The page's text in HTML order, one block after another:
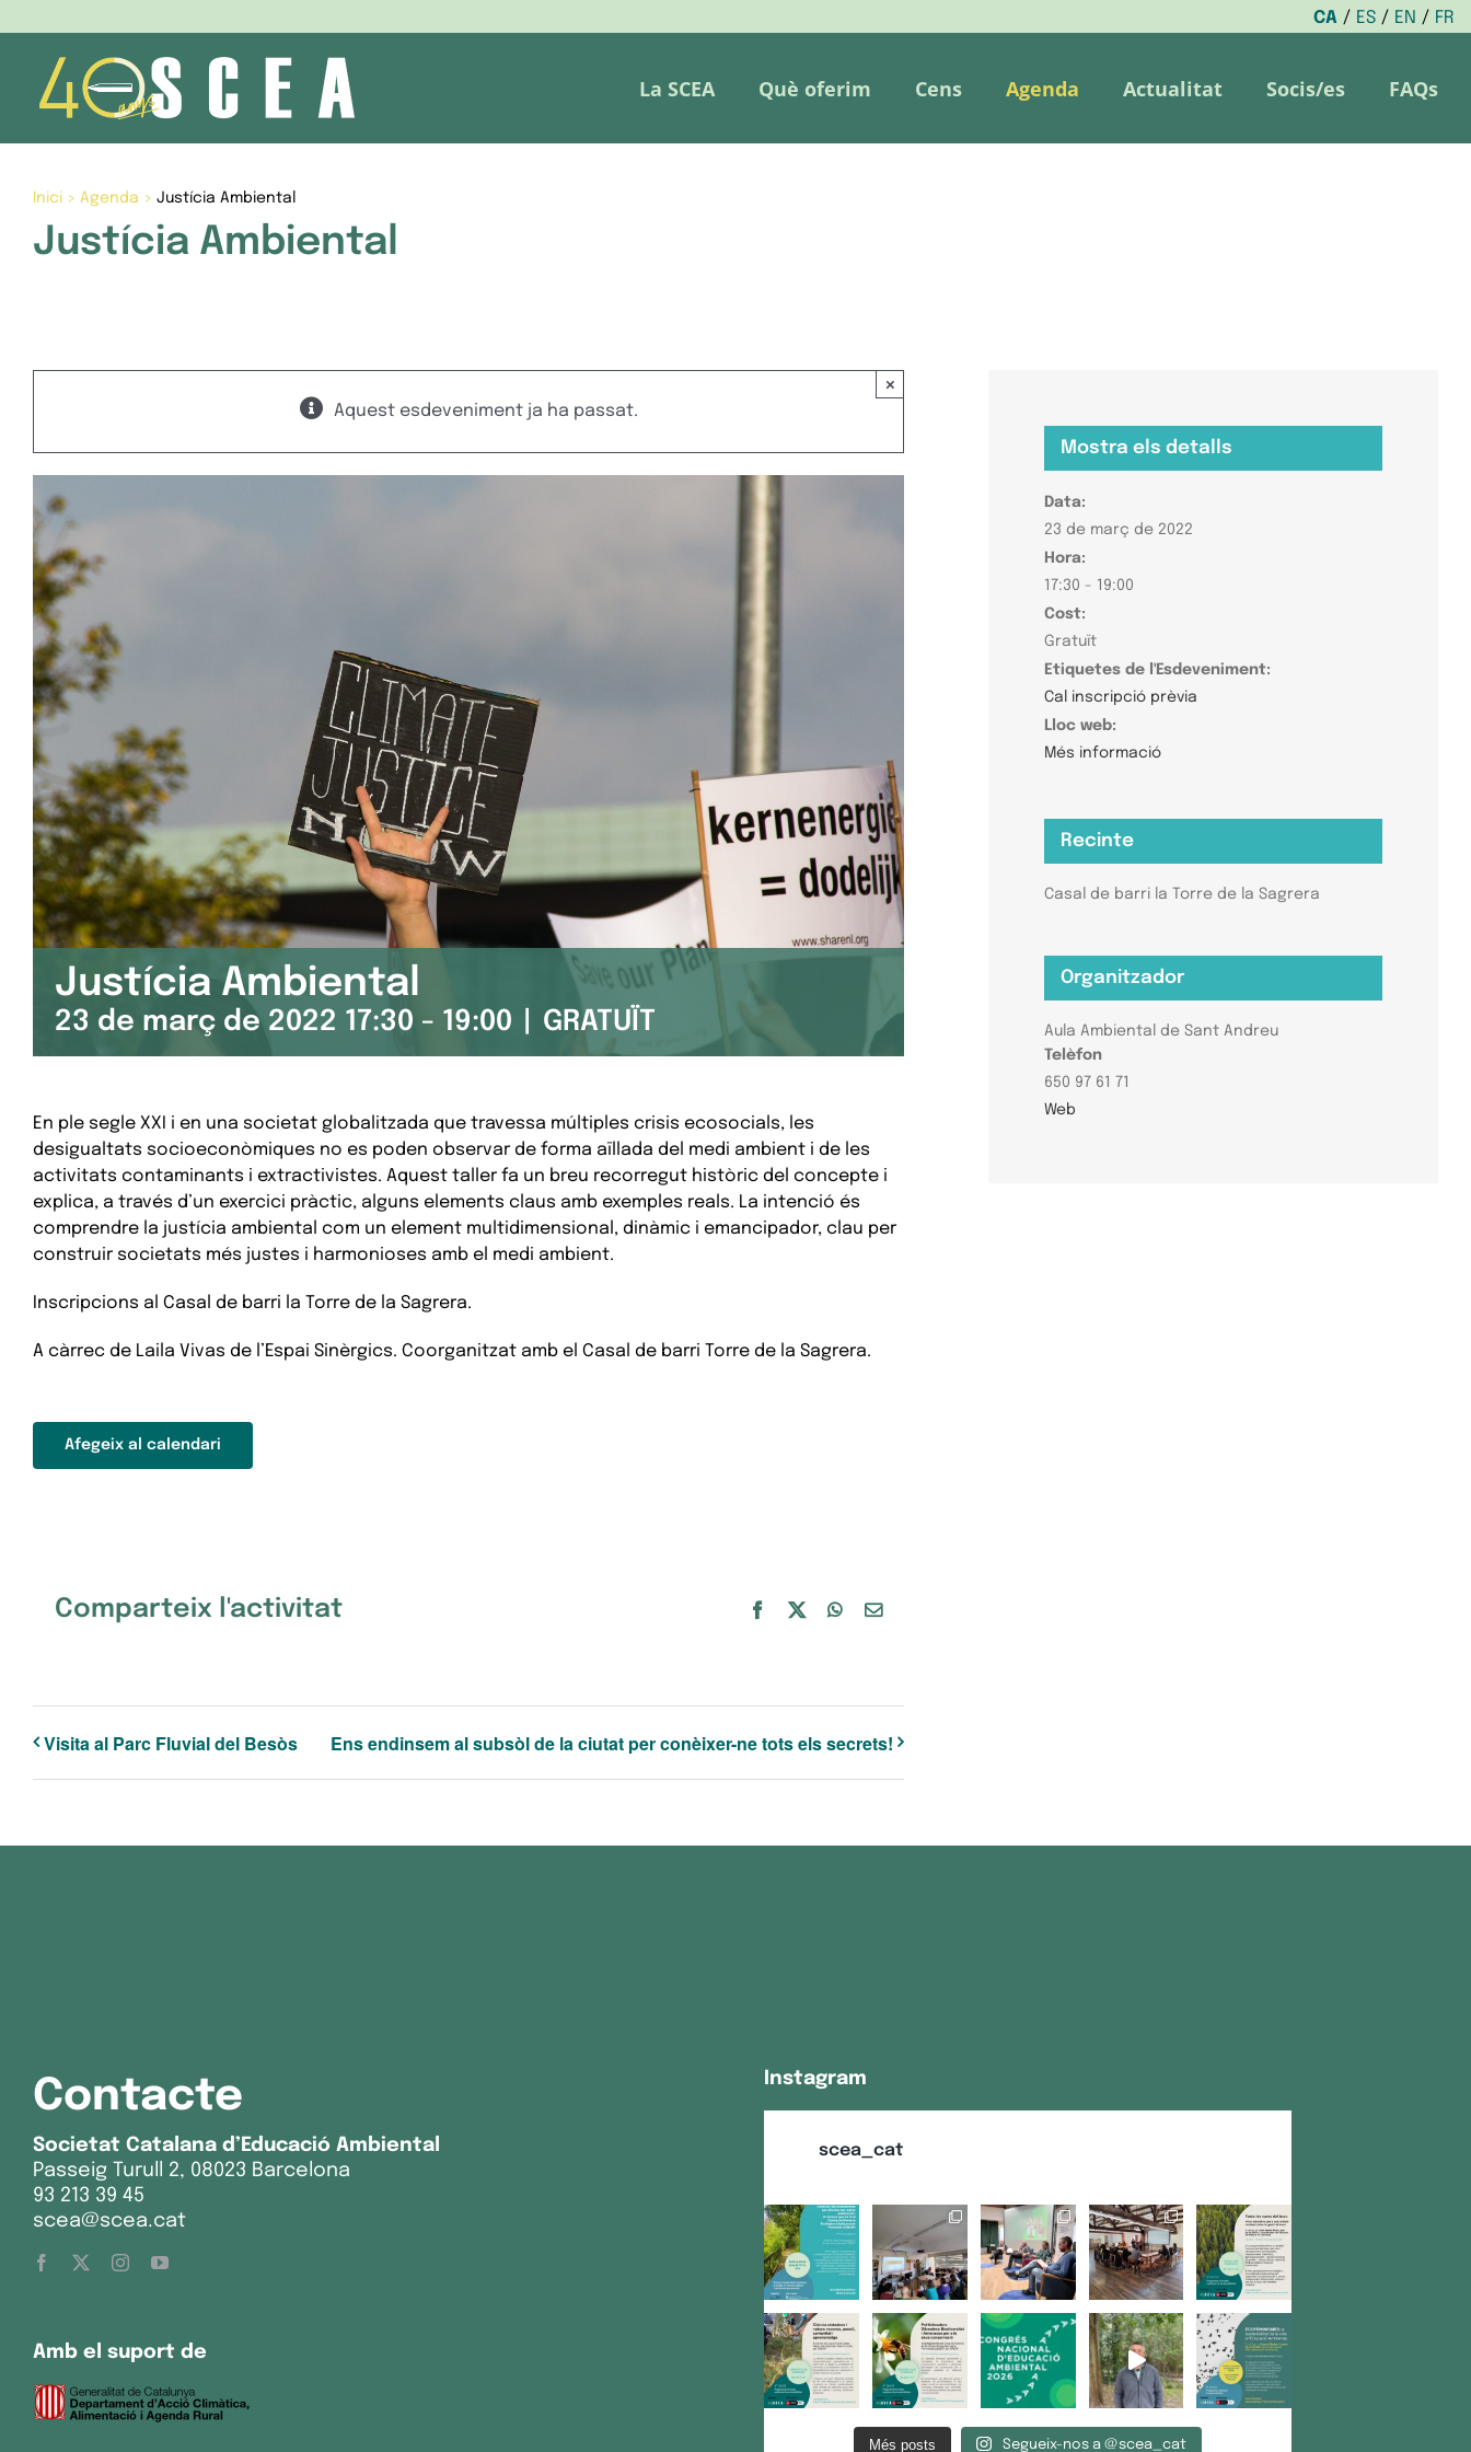
CA ES EN
FR
content
La SCEA Què oferim Cens Agenda Actualitat Socis/es FAQs
Inici> Agenda > Justícia Ambiental
Justícia Ambiental
Aquest esdeveniment ja ha passat.
×
Justícia Ambiental
23 de març de 2022 17:30 - 19:00 GRATUÏT
En ple segle XXI i en una societat globalitzada que travessa múltiples crisis ecosocials, les
desigualtats socioeconòmiques no es poden observar de forma aïllada del medi ambient i de les
activitats contaminants i extractivistes. Aquest taller fa un breu recorregut històric del concepte i
explica, a través d’un exercici pràctic, alguns elements claus amb exemples reals. La intenció és
comprendre la justícia ambiental com un element multidimensional, dinàmic i emancipador, clau per
construir societats més justes i harmonioses amb el medi ambient.
Inscripcions al Casal de barri la Torre de la Sagrera.
A càrrec de Laila Vivas de l’Espai Sinèrgics. Coorganitzat amb el Casal de barri Torre de la Sagrera.
Afegeix al calendari
Comparteix l'activitat Facebook WhatsApp
Email:
Visita al Parc Fluvial del Besòs Ens endinsem al subsòl de la ciutat per conèixer-ne tots els secrets!
Mostra els detalls
Data:
23 de març de 2022
Hora:
17:30 - 19:00
Cost:
Gratuït
Etiquetes de l'Esdeveniment:
Cal inscripció prèvia
Lloc web:
Més informació
Recinte
Casal de barri la Torre de la Sagrera
Organitzador
Aula Ambiental de Sant Andreu
Telèfon
650 97 61 71
Web
Contacte
Societat Catalana d’Educació Ambiental
Passeig Turull 2, 08023 Barcelona
93 213 39 45
scea@scea.cat
Amb el suport de
Instagram
scea_cat
Més posts Segueix-nos a @scea_cat